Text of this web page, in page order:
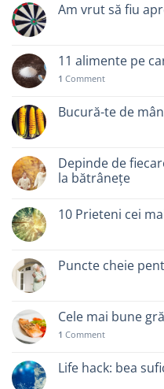
Am vrut să fiu
11 alimente pe
1 Comment
Bucură-te de
Depinde de
la bătrânețe
10 Prieteni cei
Puncte cheie
Cele mai bune
1 Comment
Life hack: bea